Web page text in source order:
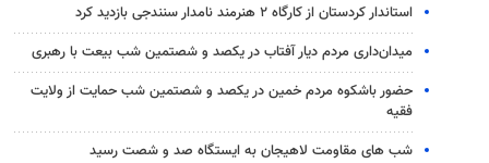
استاندار کردستان از کارگاه ۲ هنرمند نامدار سنندجی بازدید کرد
میدان‌داری مردم دیار آفتاب در یکصد و شصتمین شب بیعت با رهبری
حضور باشکوه مردم خمین در یکصد و شصتمین شب حمایت از ولایت
فقیه
شب های مقاومت لاهیجان به ایستگاه صد و شصت رسید